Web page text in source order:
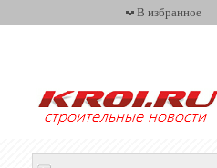
В избранное